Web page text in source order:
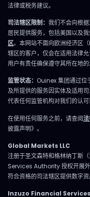
法律或税务建议。
司法辖区限制： 我们不会向根
居民提供服务，包括美国以及
区。本网站不面向欧洲经济区
辖区的客户，仅会在适用法律
用户有责任确保遵守其所在地的
监管状态： Ouinex 集团通过位
及所提供的服务因实体及适用
代表任何监管机构对我们的认可
在使用任何服务之前，请查阅
披露声明》。
Global Markets LLC
注册于圣文森特和格林纳丁斯
Services Authority 授权开展
符合资格的司法辖区提供数字资
Inzuzo Financial